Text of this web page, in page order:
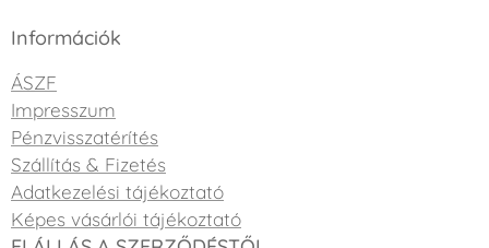
Információk
ÁSZF
Impresszum
Pénzvisszatérítés
Szállítás & Fizetés
Adatkezelési tájékoztató
Képes vásárlói tájékoztató